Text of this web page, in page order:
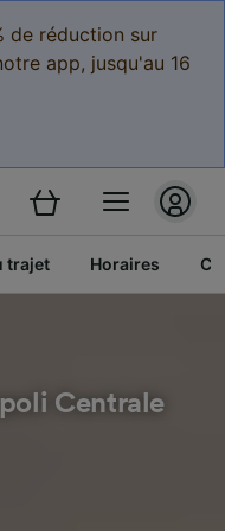
de réduction sur
app, jusqu'au 16
trajet Horaires
Centrale